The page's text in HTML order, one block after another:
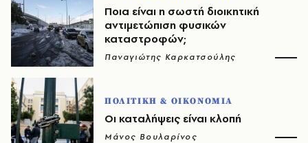
Ποια είναι η σωστή διοικητική
αντιμετώπιση φυσικών
καταστροφών;
Παναγιώτης Καρκατσούλης
ΠΟΛΙΤΙΚΗ & ΟΙΚΟΝΟΜΙΑ
Οι καταλήψεις είναι κλοπή
Μάνος Βουλαρίνος